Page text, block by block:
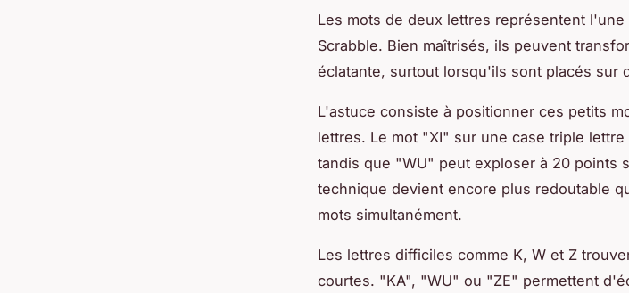
Les mots de deux lettres représentent l'une
Scrabble. Bien maîtrisés, ils peuvent
éclatante, surtout lorsqu'ils sont placés sur
L'astuce consiste à positionner ces petits
lettres. Le mot "XI" sur une case triple
tandis que "WU" peut exploser à 20 points
technique devient encore plus redoutable
mots simultanément.
Les lettres difficiles comme K, W et Z
courtes. "KA", "WU" ou "ZE" permettent